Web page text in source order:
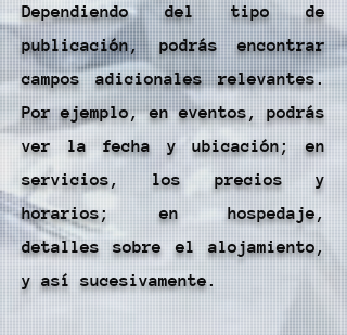
Dependiendo del tipo de
publicación, podrás encontrar
campos adicionales relevantes.
Por ejemplo, en eventos, podrás
ver la fecha y ubicación; en
servicios, los precios y
horarios; en hospedaje,
detalles sobre el alojamiento,
y así sucesivamente.